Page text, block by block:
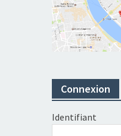
Connexion
Identifiant